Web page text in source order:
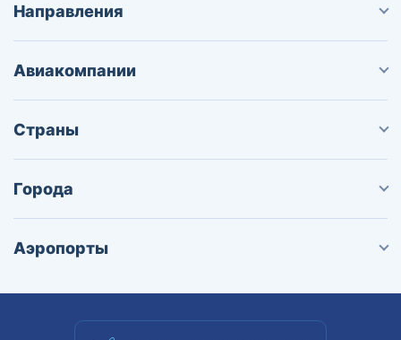
Направления
Авиакомпании
Страны
Города
Аэропорты